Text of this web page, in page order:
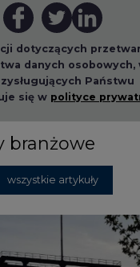
dotyczących
danych osobowych,
Państwu
się w polityce
branżowe
wszystkie artykuły